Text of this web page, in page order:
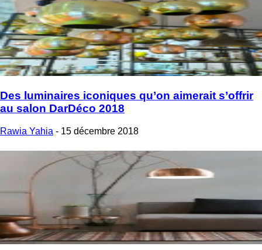
Des luminaires iconiques qu’on aimerait s’offrir
au salon DarDéco 2018
Rawia Yahia - 15 décembre 2018